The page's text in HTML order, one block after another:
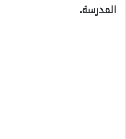
المدرسة.